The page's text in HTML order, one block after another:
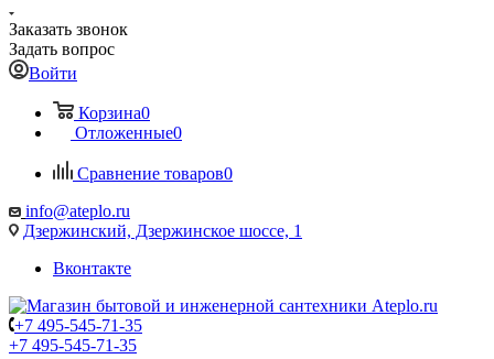
Заказать звонок
Задать вопрос
Войти
Корзина0
Отложенные0
Сравнение товаров0
info@ateplo.ru
Дзержинский, Дзержинское шоссе, 1
Вконтакте
+7 495-545-71-35
+7 495-545-71-35